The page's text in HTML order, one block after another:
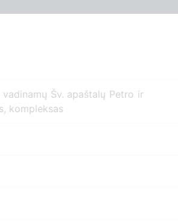
Šv. apaštalų Petro ir
kompleksas